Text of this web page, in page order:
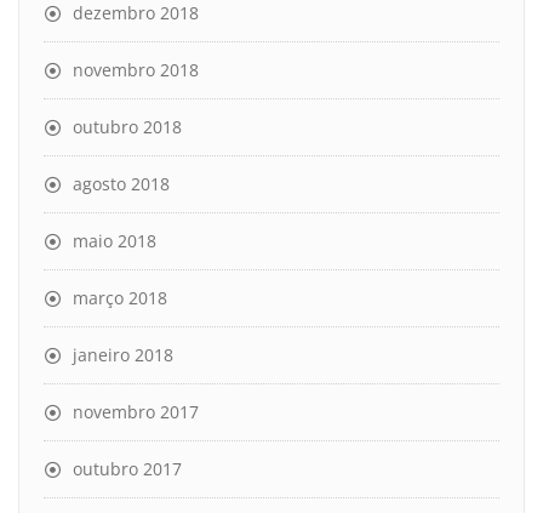
dezembro 2018
novembro 2018
outubro 2018
agosto 2018
maio 2018
março 2018
janeiro 2018
novembro 2017
outubro 2017